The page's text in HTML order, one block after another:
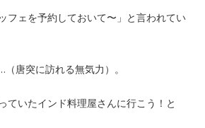
フェを予約しておいて〜」と言われてい
唐突に訪れる無気力）。
ていたインド料理屋さんに行こう！と